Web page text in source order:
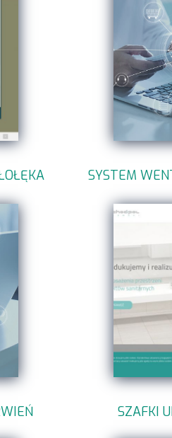
SYSTEM
SZAFKI